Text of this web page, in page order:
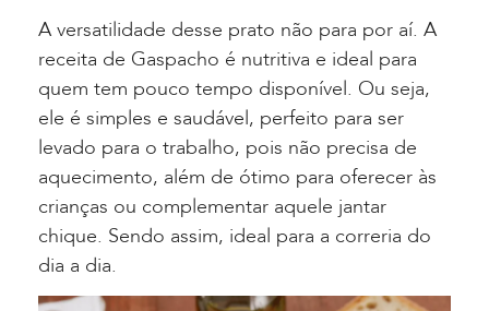
A versatilidade desse prato não para por aí. A
receita de Gaspacho é nutritiva e ideal para
quem tem pouco tempo disponível. Ou seja,
ele é simples e saudável, perfeito para ser
levado para o trabalho, pois não precisa de
aquecimento, além de ótimo para oferecer às
crianças ou complementar aquele jantar
chique. Sendo assim, ideal para a correria do
dia a dia.